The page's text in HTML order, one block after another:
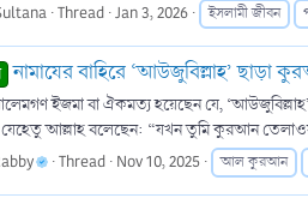
Thread Jan 3, 2026 ইসলামী জীবন
নামাযের বাহিরে ‘আউজুবিল্লাহ’ ছাড়া
ইজমা বা ঐকমত্য হয়েছেন যে,
আল্লাহ বলেছেন: “যখন তুমি কুরআন
Thread Nov 10, 2025 আল কুরআন